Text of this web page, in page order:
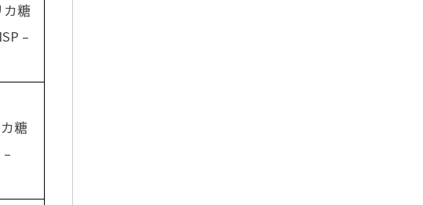
糖
–
糖
–